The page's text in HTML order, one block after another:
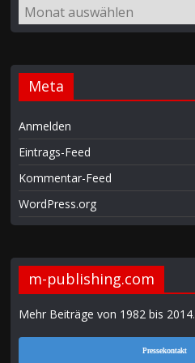
Meta
Anmelden
Eintrags-Feed
Kommentar-Feed
WordPress.org
m-publishing.com
Mehr Beiträge von 1982 bis 2014.
Pressekontakt